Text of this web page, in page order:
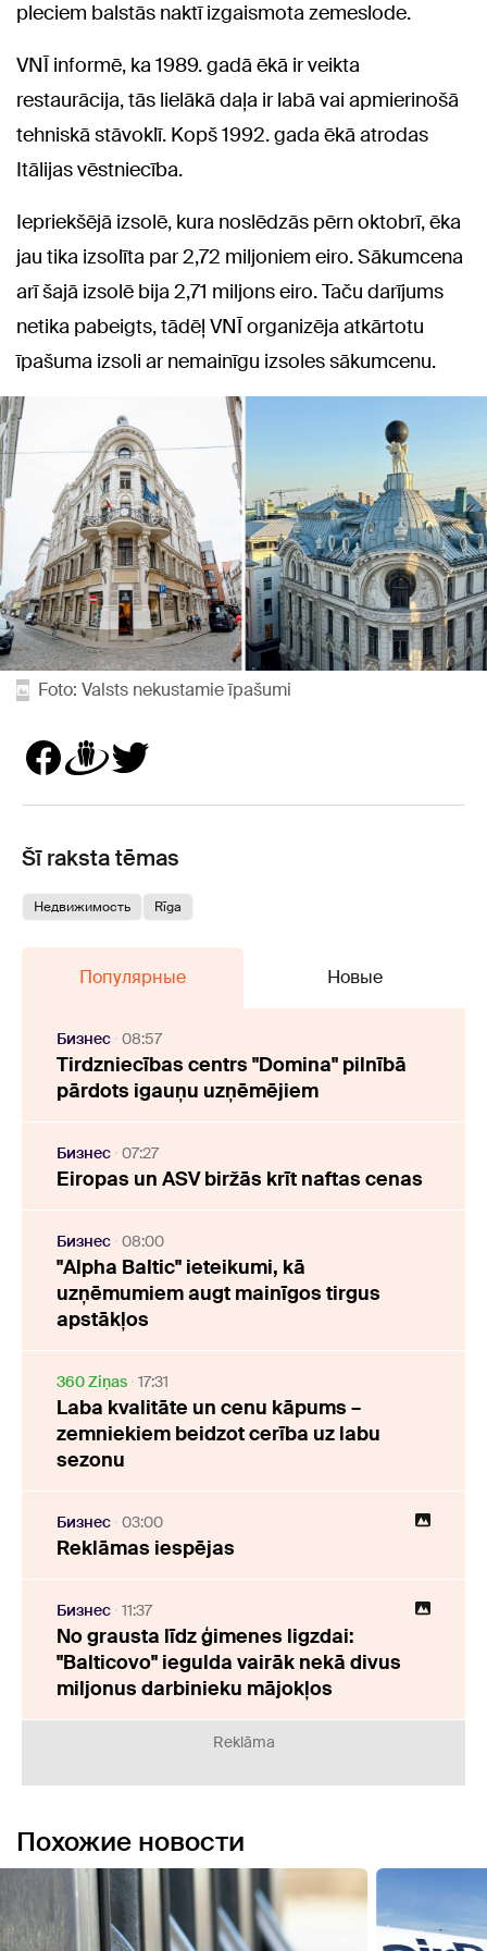
pleciem balstās naktī izgaismota zemeslode.
VNĪ informē, ka 1989. gadā ēkā ir veikta
restaurācija, tās lielākā daļa ir labā vai apmierinošā
tehniskā stāvoklī. Kopš 1992. gada ēkā atrodas
Itālijas vēstniecība.
Iepriekšējā izsolē, kura noslēdzās pērn oktobrī, ēka
jau tika izsolīta par 2,72 miljoniem eiro. Sākumcena
arī šajā izsolē bija 2,71 miljons eiro. Taču darījums
netika pabeigts, tādēļ VNĪ organizēja atkārtotu
īpašuma izsoli ar nemainīgu izsoles sākumcenu.
Foto: Valsts nekustamie īpašumi
Šī raksta tēmas
Недвижимость Rīga
Популярные Новые
Бизнес 08:57
Tirdzniecības centrs "Domina" pilnībā
pārdots igauņu uzņēmējiem
Бизнес 07:27
Eiropas un ASV biržās krīt naftas cenas
Бизнес 08:00
"Alpha Baltic" ieteikumi, kā
uzņēmumiem augt mainīgos tirgus
apstākļos
360 Ziņas 17:31
Laba kvalitāte un cenu kāpums –
zemniekiem beidzot cerība uz labu
sezonu
Бизнес 03:00
Reklāmas iespējas
Бизнес 11:37
No grausta līdz ģimenes ligzdai:
"Balticovo" iegulda vairāk nekā divus
miljonus darbinieku mājokļos
Reklāma
Похожие новости